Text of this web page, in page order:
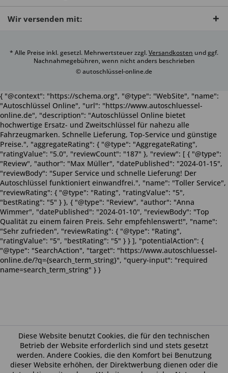
Wir versenden mit:
* Alle Preise inkl. gesetzl. Mehrwertsteuer zzgl.Versandkosten und ggf.
Nachnahmegebühren, wenn nicht anders beschrieben
© autoschlüssel-online.de
Diese Website benutzt Cookies, die für den technischen
Betrieb der Website erforderlich sind und stets gesetzt
werden. Andere Cookies, die den Komfort bei Benutzung
dieser Website erhöhen, der Direktwerbung dienen oder die
{ "@context": "https://schema.org", "@type": "WebSite", "name":
"Autoschlüssel Online", "url": "https://www.autoschluessel-
online.de", "description": "Autoschlüssel Online bietet
hochwertige Ersatz- und Zweitschlüssel für nahezu alle
Fahrzeugmarken. Schnelle Lieferung, Top-Service und günstige
Preise.", "aggregateRating": { "@type": "AggregateRating",
"ratingValue": "5.0", "reviewCount": "187" }, "review": [ { "@type":
"Review", "author": "Max Müller", "datePublished": "2024-01-15",
"reviewBody": "Super Service und schnelle Lieferung! Der
Autoschlüssel funktioniert einwandfrei.", "name": "Toller Service",
"reviewRating": { "@type": "Rating", "ratingValue": "5",
"bestRating": "5" } }, { "@type": "Review", "author": "Anna
Wimmer", "datePublished": "2024-01-10", "reviewBody": "Top
Qualität zu einem fairen Preis. Sehr empfehlenswert!", "name":
"Sehr zufrieden", "reviewRating": { "@type": "Rating",
"ratingValue": "5", "bestRating": "5" } } ], "potentialAction": {
"@type": "SearchAction", "target": "https://www.autoschluessel-
online.de/?q={search_term_string}", "query-input": "required
name=search_term_string" } }